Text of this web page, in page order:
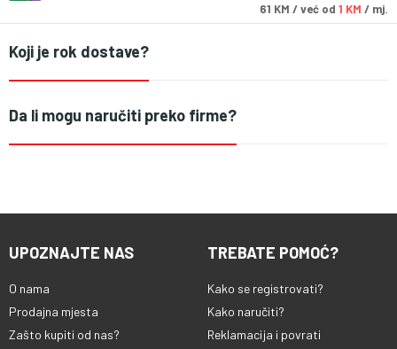
61 KM / već od 1 KM / mj.
Koji je rok dostave?
Da li mogu naručiti preko firme?
UPOZNAJTE NAS
O nama
Prodajna mjesta
Zašto kupiti od nas?
TREBATE POMOĆ?
Kako se registrovati?
Kako naručiti?
Reklamacija i povrati